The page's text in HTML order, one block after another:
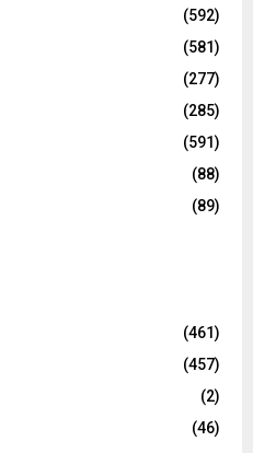
(592)
(581)
(277)
(285)
(591)
(88)
(89)
(461)
(457)
(2)
(46)